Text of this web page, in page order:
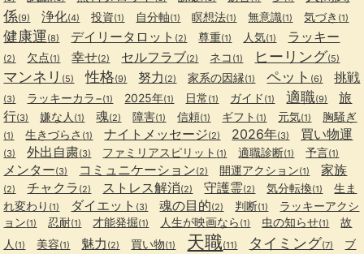
係(9) 浄化(4) 投資(1) 自分軸(1) 瞑想法(1) 無意識(1) 気づき (1)
健康運(8) デイリータロット (2) 尊重(1) 人気(1) ラッキー
(2) 欠点(1) 幸せ(2) セルフラブ(2) ネコ (1) ヒーリング(5)
マンネリ (5) 性格(9) 努力 (2) 家系の因縁(1) ペット (6) 挑戦
(3) ラッキーカラ−(1) 2025年(1) 日常 (1) ガイド (1) 適職(9)
旅
行(3) 嫌な人 (1) 魂(2) 障害(1) 信頼(1) ギフト (1) 元気(1) 胸騒ぎ
(1) 生きづらさ (1) ナイトメッセージ(2) 2026年(3) 買い物運
(3) 外出自粛(3) ファミリアスピリット (1) 適職診断(1) 予言(1)
メンター(3) コミュニケーション(2) 開運アクション(1) 家族
(2) チャクラ (2) ストレス解消(2) 守護霊(2) 気分転換(1)
生ま
れ変わり (1) ダイエット (3) 魂の目的(2) 判断(1)
ラッキーアクシ
ョン(1) 忍耐(1) 才能発掘(1) 人生が映画なら (1) 虫の知らせ(1)
故
人 (1) 美容(1) 魅力 (2) 買い物(1) 天職(11) タイミング(7)
ブ